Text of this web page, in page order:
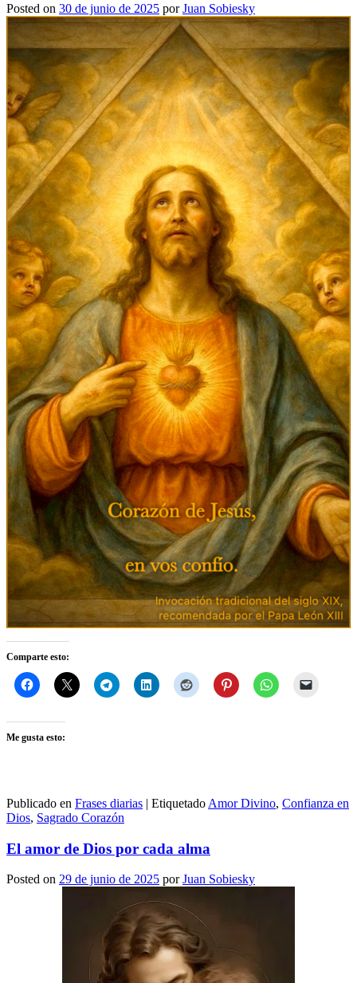
Posted on 30 de junio de 2025 porJuan Sobiesky
Comparte esto:
Me gusta esto:
Publicado en Frases diarias | Etiquetado Amor Divino, Confianza en
Dios, Sagrado Corazón
El amor de Dios por cada alma
Posted on 29 de junio de 2025 porJuan Sobiesky